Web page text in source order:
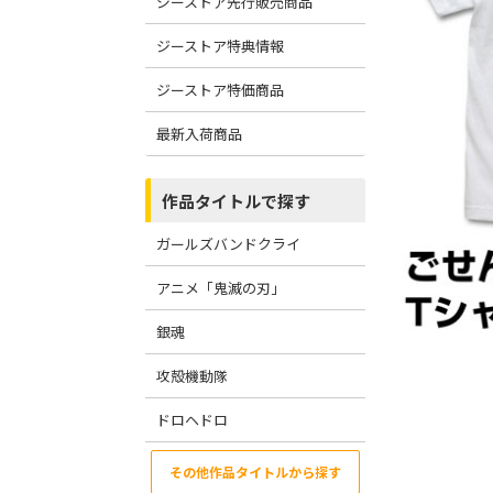
ジーストア特典情報
ジーストア特価商品
最新入荷商品
作品タイトルで探す
ガールズバンドクライ
アニメ「鬼滅の刃」
銀魂
攻殻機動隊
ドロヘドロ
その他作品タイトルから探す